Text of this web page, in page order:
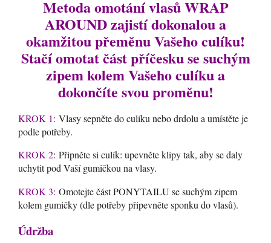
Metoda omotání vlasů WRAP
AROUND zajistí dokonalou a
okamžitou přeměnu Vašeho culíku!
Stačí omotat část příčesku se suchým
zipem kolem Vašeho culíku a
dokončíte svou proměnu!
KROK 1: Vlasy sepněte do culíku nebo drdolu a umístěte je
podle potřeby.
KROK 2: Připněte si culík: upevněte klipy tak, aby se daly
uchytit pod Vaší gumičkou na vlasy.
KROK 3: Omotejte část PONYTAILU se suchým zipem
kolem gumičky (dle potřeby připevněte sponku do vlasů).
Údržba